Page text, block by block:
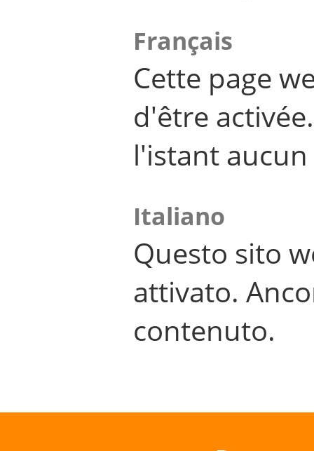
Français
Cette page
d'être
l'istant
Italiano
Questo sito
attivato.
contenuto.